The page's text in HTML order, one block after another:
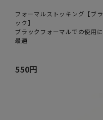
フォーマルストッキング【ブラ
ック】
ブラックフォーマルでの使用に
最適
550円